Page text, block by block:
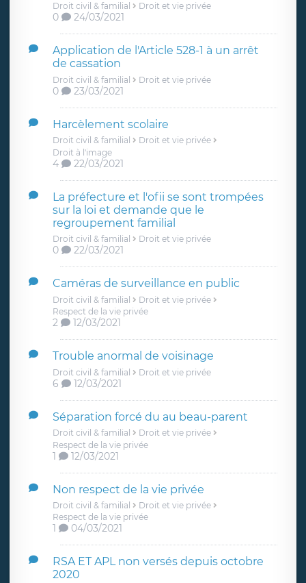
Droit civil & familial Droit et vie privée
0 24/03/2021
Application de l'Article 528-1 à un arrêt
de cassation
Droit civil & familial Droit et vie privée
0 23/03/2021
Harcèlement scolaire
Droit civil & familial
Droit et vie privée
Droit à l'image
4 22/03/2021
La préfecture et l'ofii se sont trompées
sur la loi et demande que le
regroupement familial
Droit civil & familial Droit et vie privée
0 22/03/2021
Caméras de surveillance en public
Droit civil & familial
Droit et vie privée
Respect de la vie privée
2 12/03/2021
Trouble anormal de voisinage
Droit civil & familial Droit et vie privée
6 12/03/2021
Séparation forcé du au beau-parent
Droit civil & familial
Droit et vie privée
Respect de la vie privée
1 12/03/2021
Non respect de la vie privée
Droit civil & familial
Droit et vie privée
Respect de la vie privée
1 04/03/2021
RSA ET APL non versés depuis octobre
2020